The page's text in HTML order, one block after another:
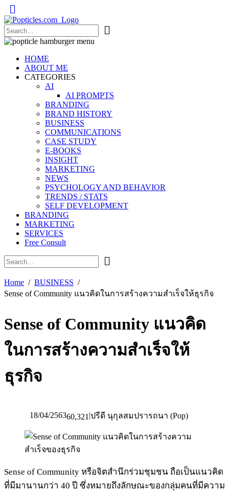
Popticles.com
HOME
ABOUT ME
CATEGORIES
AI
AI PROMPTS
BRANDING
BRAND HISTORY
BUSINESS
COMMUNICATIONS
CASE STUDY
E-BOOKS
INSIGHT
MARKETING
NEWS
PSYCHOLOGY AND BEHAVIOR
TRENDS / STATS
SELF DEVELOPMENT
BRANDING
MARKETING
SERVICES
Free Consult
Home
BUSINESS
Sense of Community แนวคิดในการสร้างความสำเร็จให้ธุรกิจ
Sense of Community แนวคิด
ในการสร้างความสำเร็จให้
ธุรกิจ
18/04/256360,321 |ปรีดี นุกุลสมปรารถนา (Pop)
Sense of Community หรือจิตสำนึกร่วมชุมชน ถือเป็นแนวคิด
ที่มีมานานกว่า 40 ปี ซึ่งหมายถึงลักษณะของกลุ่มคนที่มีความ